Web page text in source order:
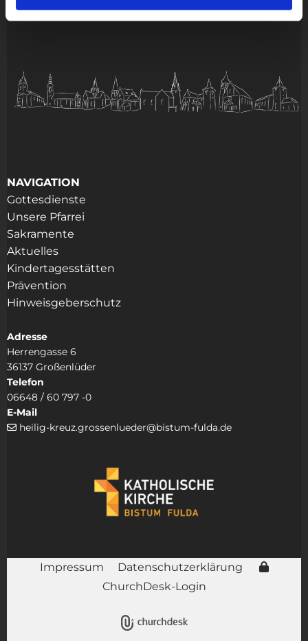
NAVIGATION
Gottesdienste
Unsere Pfarrei
Sakramente
Aktuelles
Kindertagesstätten
Prävention
Hinweisgeberschutz
Adresse
Herrengasse 6
36137 Großenlüder
Telefon
06648 / 60 797 -0
E-Mail
 heilig-kreuz.grossenlueder@bistum-fulda.de
Impressum
Datenschutzerklärung
ChurchDesk-Login